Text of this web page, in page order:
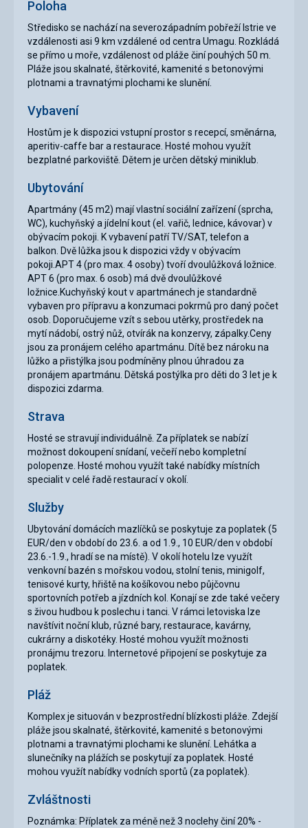
Poloha
Středisko se nachází na severozápadním pobřeží Istrie ve
vzdálenosti asi 9 km vzdálené od centra Umagu. Rozkládá
se přímo u moře, vzdálenost od pláže činí pouhých 50 m.
Pláže jsou skalnaté, štěrkovité, kamenité s betonovými
plotnami a travnatými plochami ke slunění.
Vybavení
Hostům je k dispozici vstupní prostor s recepcí, směnárna,
aperitiv-caffe bar a restaurace. Hosté mohou využít
bezplatné parkoviště. Dětem je určen dětský miniklub.
Ubytování
Apartmány (45 m2) mají vlastní sociální zařízení (sprcha,
WC), kuchyňský a jídelní kout (el. vařič, lednice, kávovar) v
obývacím pokoji. K vybavení patří TV/SAT, telefon a
balkon. Dvě lůžka jsou k dispozici vždy v obývacím
pokoji.APT 4 (pro max. 4 osoby) tvoří dvoulůžková ložnice.
APT 6 (pro max. 6 osob) má dvě dvoulůžkové
ložnice.Kuchyňský kout v apartmánech je standardně
vybaven pro přípravu a konzumaci pokrmů pro daný počet
osob. Doporučujeme vzít s sebou utěrky, prostředek na
mytí nádobí, ostrý nůž, otvírák na konzervy, zápalky.Ceny
jsou za pronájem celého apartmánu. Dítě bez nároku na
lůžko a přistýlka jsou podmíněny plnou úhradou za
pronájem apartmánu. Dětská postýlka pro děti do 3 let je k
dispozici zdarma.
Strava
Hosté se stravují individuálně. Za příplatek se nabízí
možnost dokoupení snídaní, večeří nebo kompletní
polopenze. Hosté mohou využít také nabídky místních
specialit v celé řadě restaurací v okolí.
Služby
Ubytování domácích mazlíčků se poskytuje za poplatek (5
EUR/den v období do 23.6. a od 1.9., 10 EUR/den v období
23.6.-1.9., hradí se na místě). V okolí hotelu lze využít
venkovní bazén s mořskou vodou, stolní tenis, minigolf,
tenisové kurty, hřiště na košíkovou nebo půjčovnu
sportovních potřeb a jízdních kol. Konají se zde také večery
s živou hudbou k poslechu i tanci. V rámci letoviska lze
navštívit noční klub, různé bary, restaurace, kavárny,
cukrárny a diskotéky. Hosté mohou využít možnosti
pronájmu trezoru. Internetové připojení se poskytuje za
poplatek.
Pláž
Komplex je situován v bezprostřední blízkosti pláže. Zdejší
pláže jsou skalnaté, štěrkovité, kamenité s betonovými
plotnami a travnatými plochami ke slunění. Lehátka a
slunečníky na plážích se poskytují za poplatek. Hosté
mohou využít nabídky vodních sportů (za poplatek).
Zvláštnosti
Poznámka: Příplatek za méně než 3 noclehy činí 20% -